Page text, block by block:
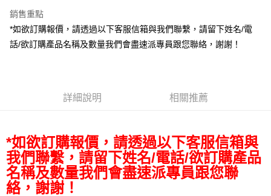
全盈+PAY
AFTEE先享後付
１．簡單：不需註冊會員、不需綁卡、不需儲值。
【「AFTEE先享後付」結帳流程】
１．於結帳方式選擇「AFTEE先享後付」後，將跳轉至「AFTEE先享後付」
結帳頁面，進行簡訊認證並確認金額後，即可完成結帳。
２．訂單成立數日內，您將收到繳費通知簡訊。
３．收到繳費通知簡訊後14天內，點擊此簡訊中的連結，可透過四大超商／
每筆NT$75，滿NT$399(含以上)免運費
付款後門市自取
免運費
銷售重點
*如欲訂購報價，請透過以下客服信箱與我們聯繫，請留下姓名/電
話/欲訂購產品名稱及數量我們會盡速派專員跟您聯絡，謝謝！
詳細說明 相關推薦
*如欲訂購報價，請透過以下客服信箱與
我們聯繫，請留下姓名/電話/欲訂購產品
名稱及數量我們會盡速派專員跟您聯
絡，謝謝！